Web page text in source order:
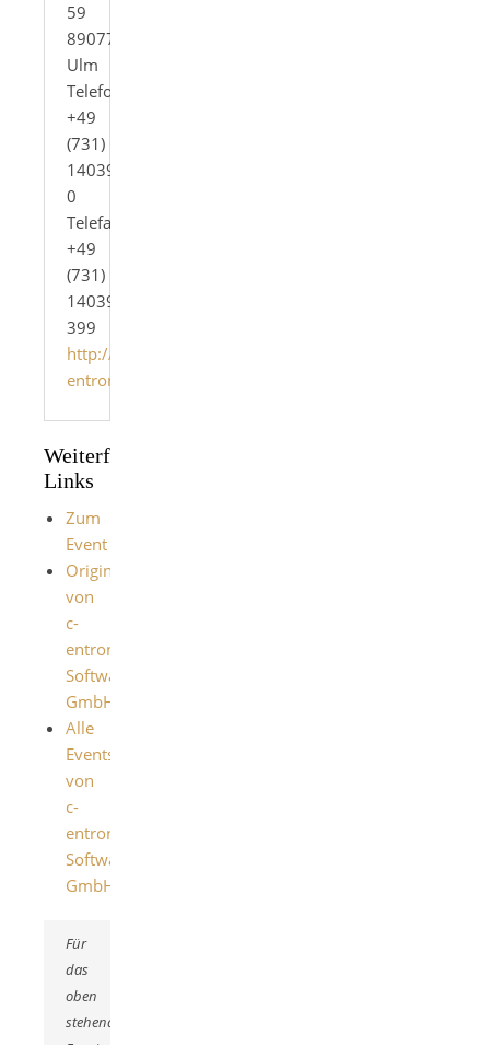
59
89077
Ulm
Telefon:
+49
(731)
140399-
0
Telefax:
+49
(731)
140399-
399
http://www.c-
entron.de/
Weiterführende
Links
Zum
Event
Originalinserat
von
c-
entron
Software
GmbH
Alle
Events
von
c-
entron
Software
GmbH
Für
das
oben
stehende